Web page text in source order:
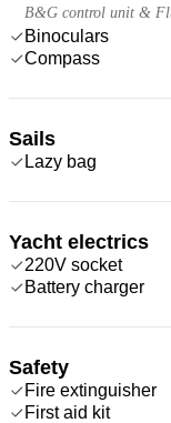
B&G control unit &
Binoculars
Compass
Sails
Lazy bag
Yacht electrics
220V socket
Battery charger
Safety
Fire extinguisher
First aid kit